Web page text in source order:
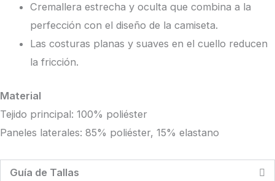
Cremallera estrecha y oculta que combina a la
perfección con el diseño de la camiseta.
Las costuras planas y suaves en el cuello reducen
la fricción.
Material
Tejido principal: 100% poliéster
Paneles laterales: 85% poliéster, 15% elastano
Guía de Tallas